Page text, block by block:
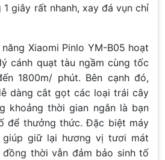
giây rất nhanh, xay đá vụn chỉ
Xiaomi Pinlo YM-B05 hoạt
cánh quạt tàu ngầm cùng tốc
1800m/ phút. Bên cạnh đó,
dàng cắt gọt các loại trái cây
khoảng thời gian ngắn là bạn
để thưởng thức. Đặc biệt máy
giúp giữ lại hương vị tươi mát
thời vẫn đảm bảo sinh tố